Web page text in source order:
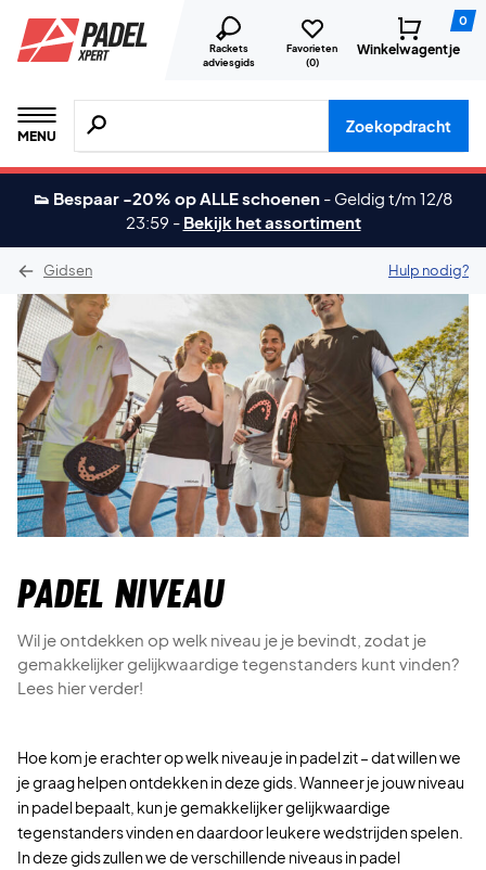
Rackets
adviesgids
Favorieten
(0)
0
Winkelwagentje
MENU
Zoeken naar producten, merken etc.
Zoekopdracht
👟 Bespaar -20% op ALLE schoenen - Geldig t/m 12/8
23:59 - Bekijk het assortiment
Gidsen Hulp nodig?
Padel niveau
Wil je ontdekken op welk niveau je je bevindt, zodat je
gemakkelijker gelijkwaardige tegenstanders kunt vinden?
Lees hier verder!
Hoe kom je erachter op welk niveau je in padel zit – dat willen we
je graag helpen ontdekken in deze gids. Wanneer je jouw niveau
in padel bepaalt, kun je gemakkelijker gelijkwaardige
tegenstanders vinden en daardoor leukere wedstrijden spelen.
In deze gids zullen we de verschillende niveaus in padel